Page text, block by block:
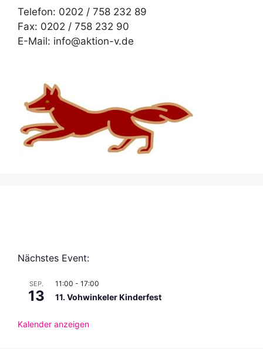
Telefon: 0202 / 758 232 89
Fax: 0202 / 758 232 90
E-Mail: info@aktion-v.de
Nächstes Event:
SEP.
13
11:00 - 17:00
11. Vohwinkeler Kinderfest
Kalender anzeigen